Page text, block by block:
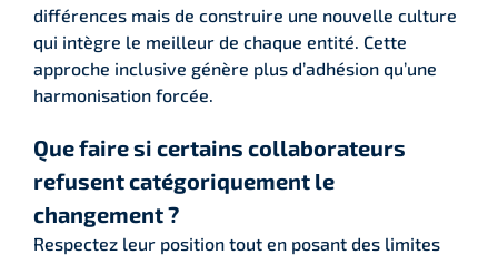
différences mais de construire une nouvelle culture
qui intègre le meilleur de chaque entité. Cette
approche inclusive génère plus d’adhésion qu’une
harmonisation forcée.
Que faire si certains collaborateurs
refusent catégoriquement le
changement ?
Respectez leur position tout en posant des limites